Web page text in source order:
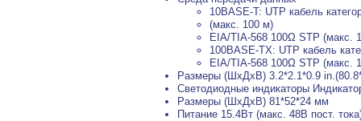
10BASE-T: UTP кабель
(макс. 100 м)
EIA/TIA-568 100Ω STP (макс.
100BASE-TX: UTP кабель
EIA/TIA-568 100Ω STP (макс.
Размеры (ШхДхВ) 3.2*2.1*0.9
Светодиодные индикаторы
Размеры (ШхДхВ) 81*52*24 мм
Питание 15.4Вт (макс. 48В пост.